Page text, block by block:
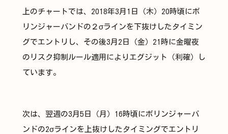
上のチャートでは、2018年3月1日（木）20時頃にボ
リンジャーバンドの２σラインを下抜けしたタイミン
グでエントリし、その後3月2日（金）21時に金曜夜
のリスク抑制ルール適用によりエグジット（利確）し
ています。
次は、翌週の3月5日（月）16時頃にボリンジャーバ
ンドの2σラインを上抜けしたタイミングでエントリ